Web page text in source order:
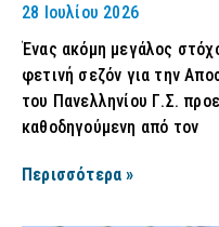
28 Ιουλίου 2026
Ένας ακόμη μεγάλος
φετινή σεζόν για την
του Πανελληνίου Γ.Σ.
καθοδηγούμενη από τον
Περισσότερα »